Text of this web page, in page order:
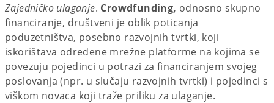
Zajedničko ulaganje. Crowdfunding, odnosno skupno
financiranje, društveni je oblik poticanja
poduzetništva, posebno razvojnih tvrtki, koji
iskorištava određene mrežne platforme na kojima se
povezuju pojedinci u potrazi za financiranjem svojeg
poslovanja (npr. u slučaju razvojnih tvrtki) i pojedinci s
viškom novaca koji traže priliku za ulaganje.